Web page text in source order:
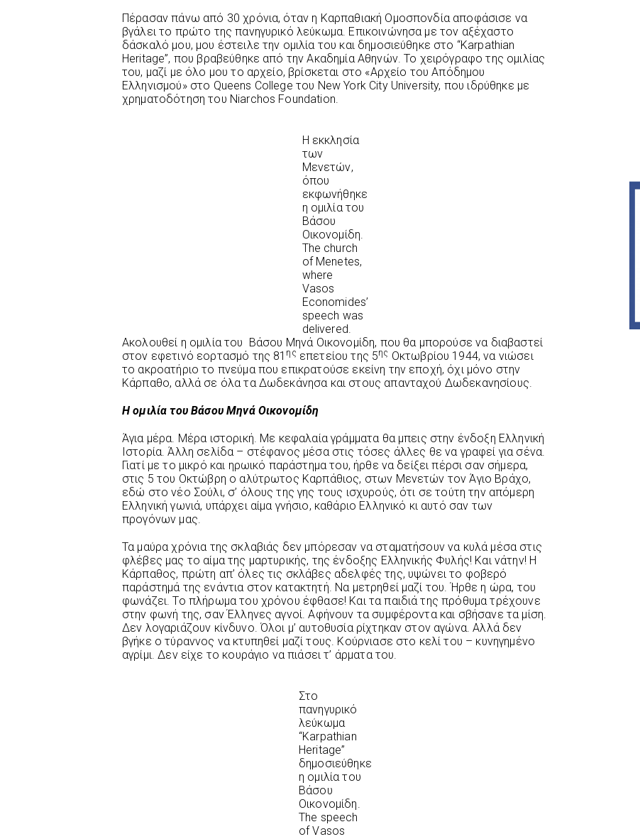
Πέρασαν πάνω από 30 χρόνια, όταν η Καρπαθιακή Ομοσπονδία αποφάσισε να
βγάλει το πρώτο της πανηγυρικό λεύκωμα. Επικοινώνησα με τον αξέχαστο
δάσκαλό μου, μου έστειλε την ομιλία του και δημοσιεύθηκε στο “Karpathian
Heritage”, που βραβεύθηκε από την Ακαδημία Αθηνών. Το χειρόγραφο της ομιλίας
του, μαζί με όλο μου το αρχείο, βρίσκεται στο «Αρχείο του Απόδημου
Ελληνισμού» στο Queens College του New York City University, που ιδρύθηκε με
χρηματοδότηση του Niarchos Foundation.
Η εκκλησία
των
Μενετών,
όπου
εκφωνήθηκε
η ομιλία του
Βάσου
Οικονομίδη.
The church
of Menetes,
where
Vasos
Economides’
speech was
delivered.
Ακολουθεί η ομιλία του Βάσου Μηνά Οικονομίδη, που θα μπορούσε να διαβαστεί
στον εφετινό εορτασμό της 81 ης επετείου της 5ης Οκτωβρίου 1944, να νιώσει
το ακροατήριο το πνεύμα που επικρατούσε εκείνη την εποχή, όχι μόνο στην
Κάρπαθο, αλλά σε όλα τα Δωδεκάνησα και στους απανταχού Δωδεκανησίους.
Η ομιλία του Βάσου Μηνά Οικονομίδη
Άγια μέρα. Μέρα ιστορική. Με κεφαλαία γράμματα θα μπεις στην ένδοξη Ελληνική
Ιστορία. Άλλη σελίδα – στέφανος μέσα στις τόσες άλλες θε να γραφεί για σένα.
Γιατί με το μικρό και ηρωικό παράστημα του, ήρθε να δείξει πέρσι σαν σήμερα,
στις 5 του Οκτώβρη ο αλύτρωτος Καρπάθιος, στων Μενετών τον Άγιο Βράχο,
εδώ στο νέο Σούλι, σ’ όλους της γης τους ισχυρούς, ότι σε τούτη την απόμερη
Ελληνική γωνιά, υπάρχει αίμα γνήσιο, καθάριο Ελληνικό κι αυτό σαν των
προγόνων μας.
Τα μαύρα χρόνια της σκλαβιάς δεν μπόρεσαν να σταματήσουν να κυλά μέσα στις
φλέβες μας το αίμα της μαρτυρικής, της ένδοξης Ελληνικής Φυλής! Και νάτην! Η
Κάρπαθος, πρώτη απ’ όλες τις σκλάβες αδελφές της, υψώνει το φοβερό
παράστημά της ενάντια στον κατακτητή. Να μετρηθεί μαζί του. Ήρθε η ώρα, του
φωνάζει. Το πλήρωμα του χρόνου έφθασε! Και τα παιδιά της πρόθυμα τρέχουνε
στην φωνή της, σαν Έλληνες αγνοί. Αφήνουν τα συμφέροντα και σβήσανε τα μίση.
Δεν λογαριάζουν κίνδυνο. Όλοι μ’ αυτοθυσία ρίχτηκαν στον αγώνα. Αλλά δεν
βγήκε ο τύραννος να κτυπηθεί μαζί τους. Κούρνιασε στο κελί του – κυνηγημένο
αγρίμι. Δεν είχε το κουράγιο να πιάσει τ’ άρματα του.
Στο
πανηγυρικό
λεύκωμα
“Karpathian
Heritage”
δημοσιεύθηκε
η ομιλία του
Βάσου
Οικονομίδη.
The speech
of Vasos